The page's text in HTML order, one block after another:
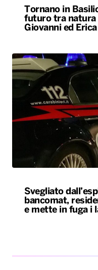
Tornano in
futuro tra natura
Giovanni ed Erica
Svegliato
bancomat,
e mette in fuga i